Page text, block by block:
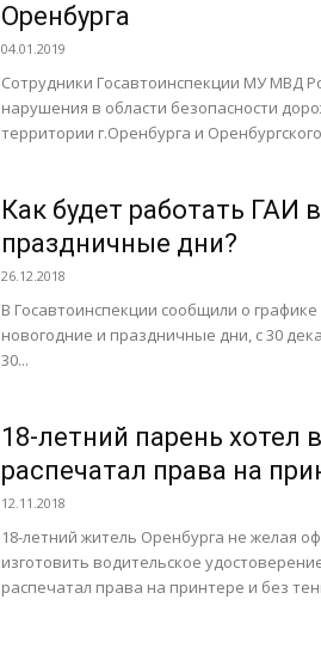
Оренбурга
04.01.2019
Сотрудники Госавтоинспекции МУ МВД
нарушения в области безопасности
территории г.Оренбурга и
Как будет работать ГАИ
праздничные дни?
26.12.2018
В Госавтоинспекции сообщили о
новогодние и праздничные дни, с 30
30...
18-летний парень хотел
распечатал права на
12.11.2018
18-летний житель Оренбурга не желая
изготовить водительское
распечатал права на принтере и без